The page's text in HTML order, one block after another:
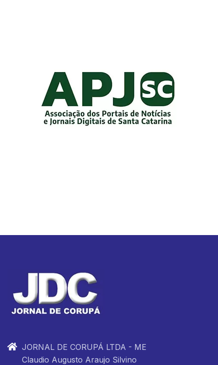
JORNAL DE CORUPÁ LTDA - ME
Claudio Augusto Araujo Silvino